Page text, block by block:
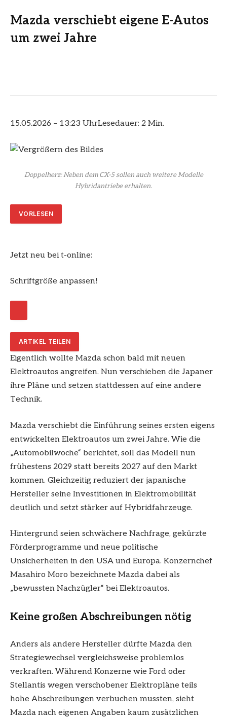
Mazda verschiebt eigene E-Autos
um zwei Jahre
15.05.2026 – 13:23 UhrLesedauer: 2 Min.
Doppelherz: Neben dem CX-5 sollen auch weitere Modelle
Hybridantriebe erhalten.
VORLESEN
Jetzt neu bei t-online:
Schriftgröße anpassen!
ARTIKEL TEILEN
Eigentlich wollte Mazda schon bald mit neuen
Elektroautos angreifen. Nun verschieben die Japaner
ihre Pläne und setzen stattdessen auf eine andere
Technik.
Mazda verschiebt die Einführung seines ersten eigens
entwickelten Elektroautos um zwei Jahre. Wie die
„Automobilwoche“ berichtet, soll das Modell nun
frühestens 2029 statt bereits 2027 auf den Markt
kommen. Gleichzeitig reduziert der japanische
Hersteller seine Investitionen in Elektromobilität
deutlich und setzt stärker auf Hybridfahrzeuge.
Hintergrund seien schwächere Nachfrage, gekürzte
Förderprogramme und neue politische
Unsicherheiten in den USA und Europa. Konzernchef
Masahiro Moro bezeichnete Mazda dabei als
„bewussten Nachzügler“ bei Elektroautos.
Keine großen Abschreibungen nötig
Anders als andere Hersteller dürfte Mazda den
Strategiewechsel vergleichsweise problemlos
verkraften. Während Konzerne wie Ford oder
Stellantis wegen verschobener Elektropläne teils
hohe Abschreibungen verbuchen mussten, sieht
Mazda nach eigenen Angaben kaum zusätzlichen